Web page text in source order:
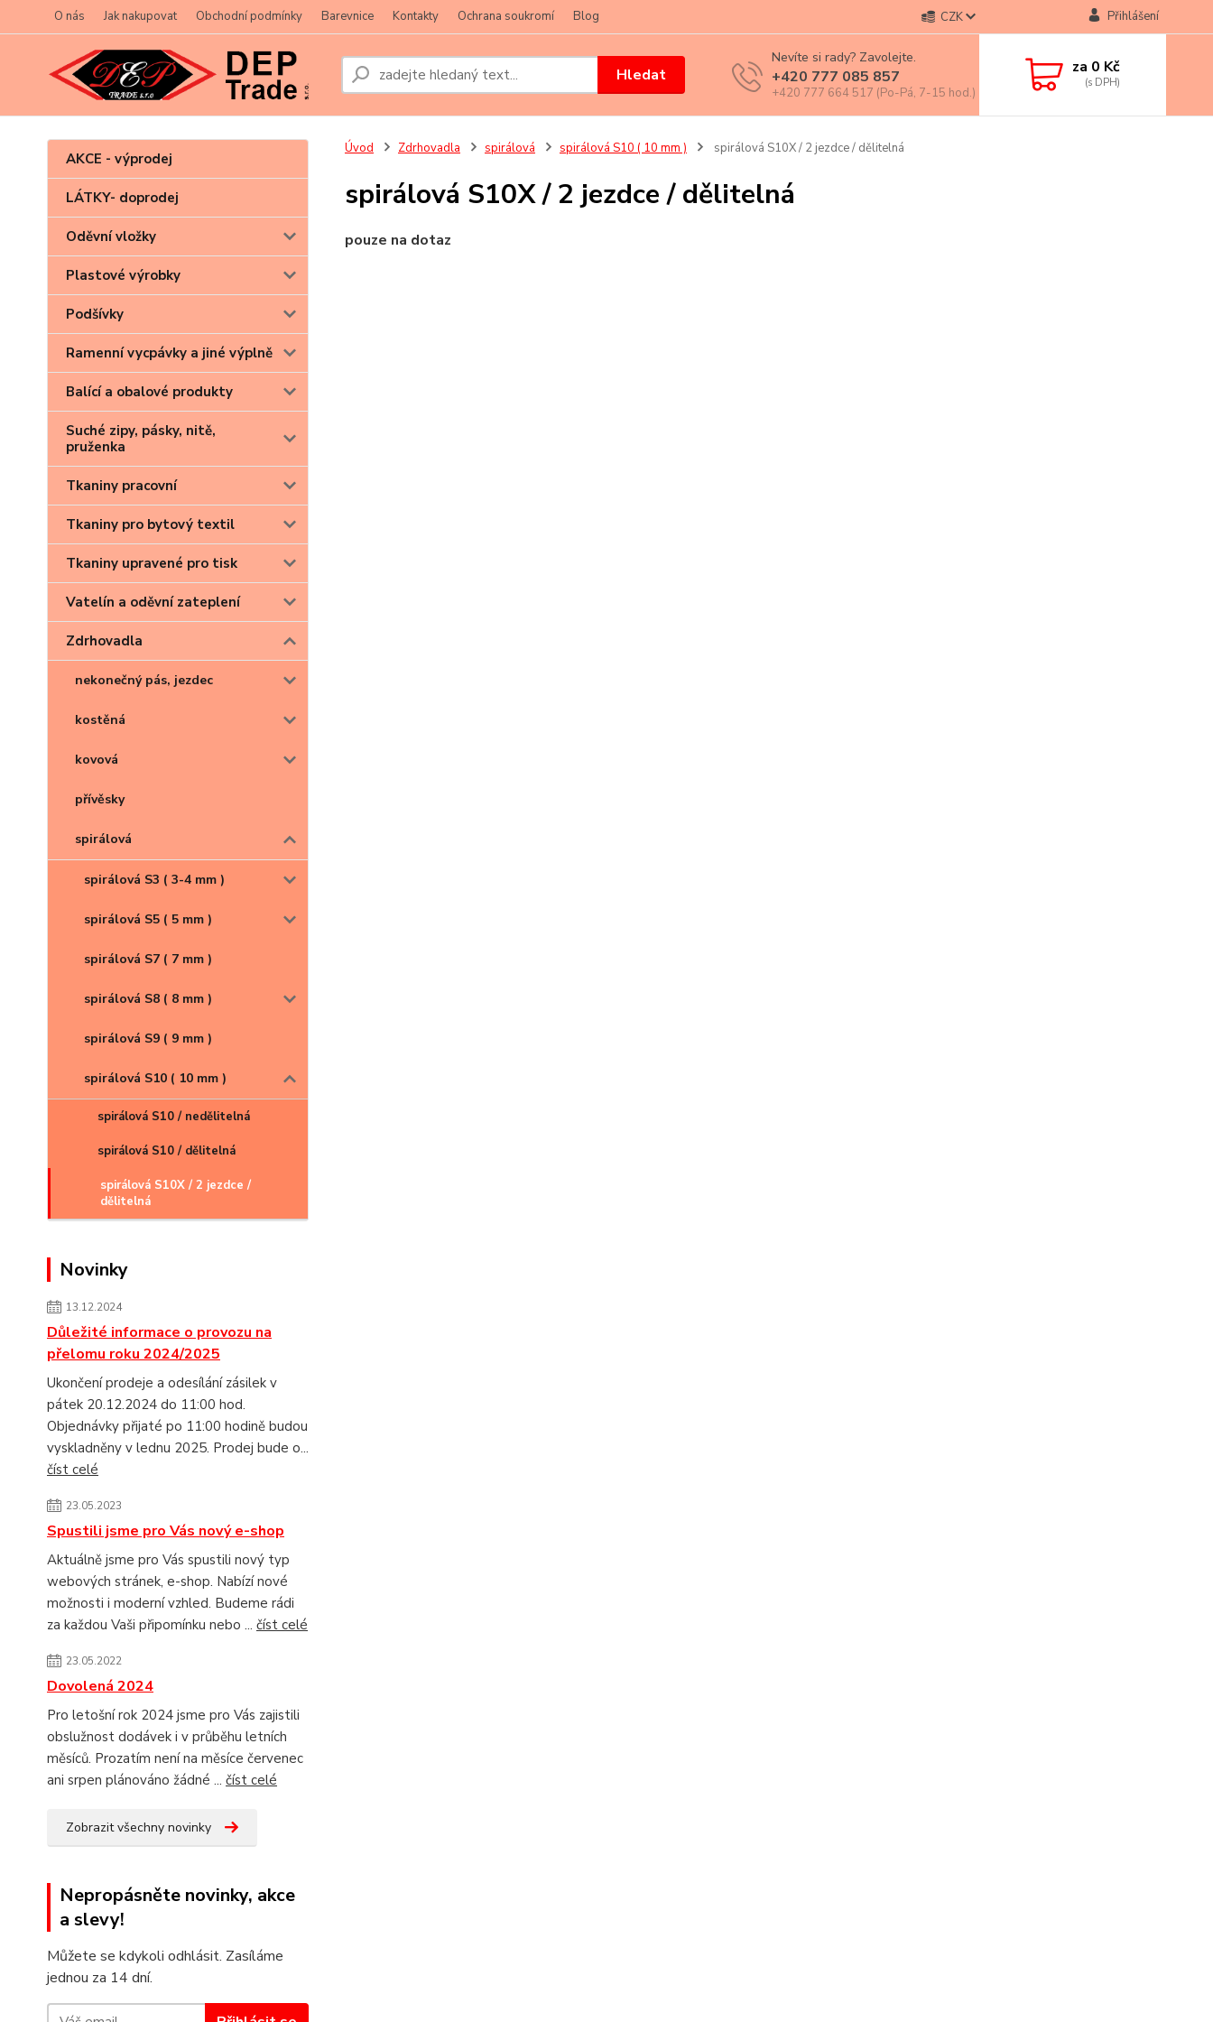
O nás Jak nakupovat Obchodní podmínky Barevnice Kontakty Ochrana soukromí Blog CZK Přihlášení
Hledat
Nevíte si rady? Zavolejte.
+420 777 085 857
+420 777 664 517 (Po-Pá, 7-15 hod.)
za 0 Kč
AKCE - výprodej
LÁTKY- doprodej
Oděvní vložky
Plastové výrobky
Podšívky
Ramenní vycpávky a jiné výplně
Balící a obalové produkty
Suché zipy, pásky, nitě,
pruženka
Tkaniny pracovní
Tkaniny pro bytový textil
Tkaniny upravené pro tisk
Vatelín a oděvní zateplení
Zdrhovadla
nekonečný pás, jezdec
kostěná
kovová
přívěsky
spirálová
spirálová S3 ( 3-4 mm )
spirálová S5 ( 5 mm )
spirálová S7 ( 7 mm )
spirálová S8 ( 8 mm )
spirálová S9 ( 9 mm )
spirálová S10 ( 10 mm )
spirálová S10 / nedělitelná
spirálová S10 / dělitelná
spirálová S10X / 2 jezdce /
dělitelná
Novinky
13.12.2024
Důležité informace o provozu na
přelomu roku 2024/2025
Ukončení prodeje a odesílání zásilek v
pátek 20.12.2024 do 11:00 hod.
Objednávky přijaté po 11:00 hodině budou
vyskladněny v lednu 2025. Prodej bude o...
číst celé
23.05.2023
Spustili jsme pro Vás nový e-shop
Aktuálně jsme pro Vás spustili nový typ
webových stránek, e-shop. Nabízí nové
možnosti i moderní vzhled. Budeme rádi
za každou Vaši připomínku nebo ... číst celé
23.05.2022
Dovolená 2024
Pro letošní rok 2024 jsme pro Vás zajistili
obslužnost dodávek i v průběhu letních
měsíců. Prozatím není na měsíce červenec
ani srpen plánováno žádné ... číst celé
Zobrazit všechny novinky
Nepropásněte novinky, akce
a slevy!
Můžete se kdykoli odhlásit. Zasíláme
jednou za 14 dní.
Úvod Zdrhovadla spirálová spirálová S10 ( 10 mm ) spirálová S10X / 2 jezdce / dělitelná
spirálová S10X / 2 jezdce / dělitelná
pouze na dotaz